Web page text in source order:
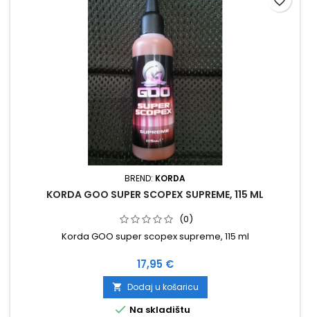
BREND: KORDA
KORDA GOO SUPER SCOPEX SUPREME, 115 ML
(0)
Korda GOO super scopex supreme, 115 ml
Cijena
17,95 €
 Dodaj u košaricu
 Na skladištu